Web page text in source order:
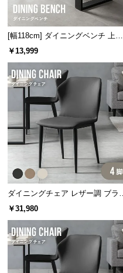
つ
い
て
中
型
商
品
の
配
送
つ
い
て
小
型
商
[幅118cm] ダイニングベンチ 上品
なPVCレザー×スチール脚 耐荷重2
￥13,999
ダイニングチェア レザー調 ブラッ
ク脚 4脚セット 包み込むフォルム
￥31,980